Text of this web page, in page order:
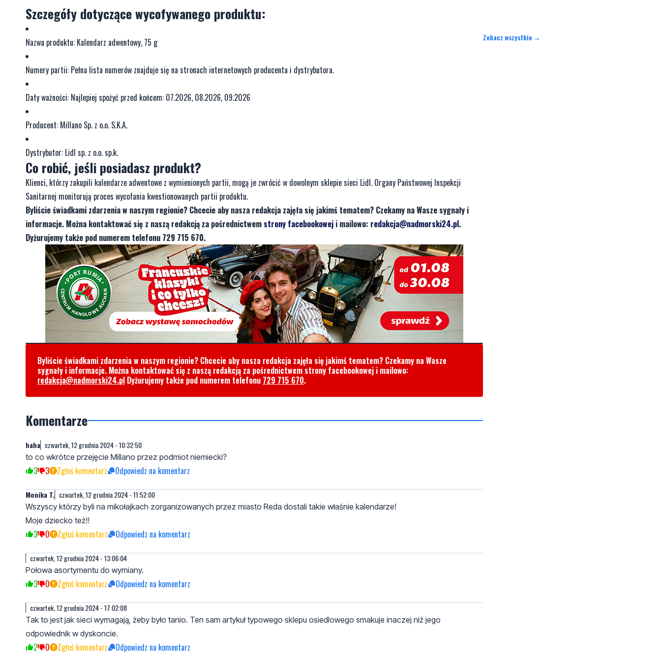
Szczegóły dotyczące wycofywanego produktu:
Nazwa produktu: Kalendarz adwentowy, 75 g
Numery partii: Pełna lista numerów znajduje się na stronach internetowych producenta i dystrybutora.
Daty ważności: Najlepiej spożyć przed końcem: 07.2026, 08.2026, 09.2026
Producent: Millano Sp. z o.o. S.K.A.
Dystrybutor: Lidl sp. z o.o. sp.k.
Co robić, jeśli posiadasz produkt?
Klienci, którzy zakupili kalendarze adwentowe z wymienionych partii, mogą je zwrócić w dowolnym sklepie sieci Lidl. Organy Państwowej Inspekcji
Sanitarnej monitorują proces wycofania kwestionowanych partii produktu.
Byliście świadkami zdarzenia w naszym regionie? Chcecie aby nasza redakcja zajęła się jakimś tematem? Czekamy na Wasze sygnały i
informacje. Można kontaktować się z naszą redakcją za pośrednictwem strony facebookowej i mailowo: redakcja@nadmorski24.pl.
Dyżurujemy także pod numerem telefonu 729 715 670.
Byliście świadkami zdarzenia w naszym regionie? Chcecie aby nasza redakcja zajęła się jakimś tematem? Czekamy na Wasze
sygnały i informacje. Można kontaktować się z naszą redakcją za pośrednictwem strony facebookowej i mailowo:
redakcja@nadmorski24.pl Dyżurujemy także pod numerem telefonu 729 715 670.
Komentarze
haha czwartek, 12 grudnia 2024 - 10:32:50
to co wkrótce przejęcie Millano przez podmiot niemiecki?
3 3 Zgłoś komentarz Odpowiedz na komentarz
Monika T. czwartek, 12 grudnia 2024 - 11:52:00
Wszyscy którzy byli na mikołajkach zorganizowanych przez miasto Reda dostali takie właśnie kalendarze!
Moje dziecko też!!
3 0 Zgłoś komentarz Odpowiedz na komentarz
czwartek, 12 grudnia 2024 - 13:06:04
Połowa asortymentu do wymiany.
3 0 Zgłoś komentarz Odpowiedz na komentarz
czwartek, 12 grudnia 2024 - 17:02:08
Tak to jest jak sieci wymagają, żeby było tanio. Ten sam artykuł typowego sklepu osiedlowego smakuje inaczej niż jego
odpowiednik w dyskoncie.
2 0 Zgłoś komentarz Odpowiedz na komentarz
Zobacz wszystkie →